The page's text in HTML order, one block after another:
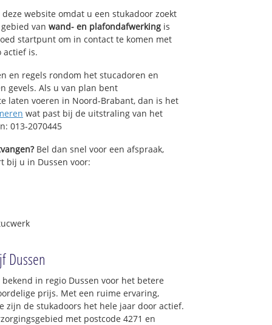
website omdat u een stukadoor zoekt
van wand- en plafondafwerking is
startpunt om in contact te komen met
actief is.
en regels rondom het stucadoren en
gevels. Als u van plan bent
laten voeren in Noord-Brabant, dan is het
wat past bij de uitstraling van het
013-2070445
Bel dan snel voor een afspraak,
bij u in Dussen voor:
Dussen
in regio Dussen voor het betere
prijs. Met een ruime ervaring,
zijn de stukadoors het hele jaar door actief.
met postcode 4271 en